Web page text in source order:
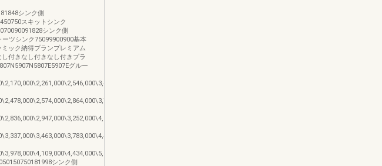
シンク側
スキットシンク
シンク側
ツシンク75099900900基本
ック納得プランプレミアム
付きなし付きなし付きプラ
グルー
シンク側